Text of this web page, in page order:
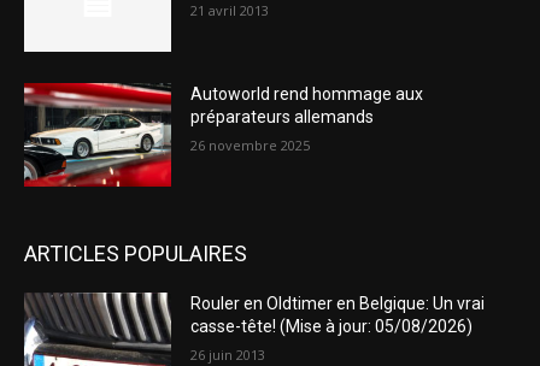
21 avril 2013
Autoworld rend hommage aux
préparateurs allemands
26 novembre 2025
ARTICLES POPULAIRES
Rouler en Oldtimer en Belgique: Un vrai
casse-tête! (Mise à jour: 05/08/2026)
26 juin 2013